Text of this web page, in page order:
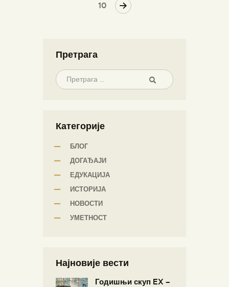
10
Претрага
Категорије
БЛОГ
ДОГАЂАЈИ
ЕДУКАЦИЈА
ИСТОРИЈА
НОВОСТИ
УМЕТНОСТ
Најновије вести
Годишњи скуп EX –